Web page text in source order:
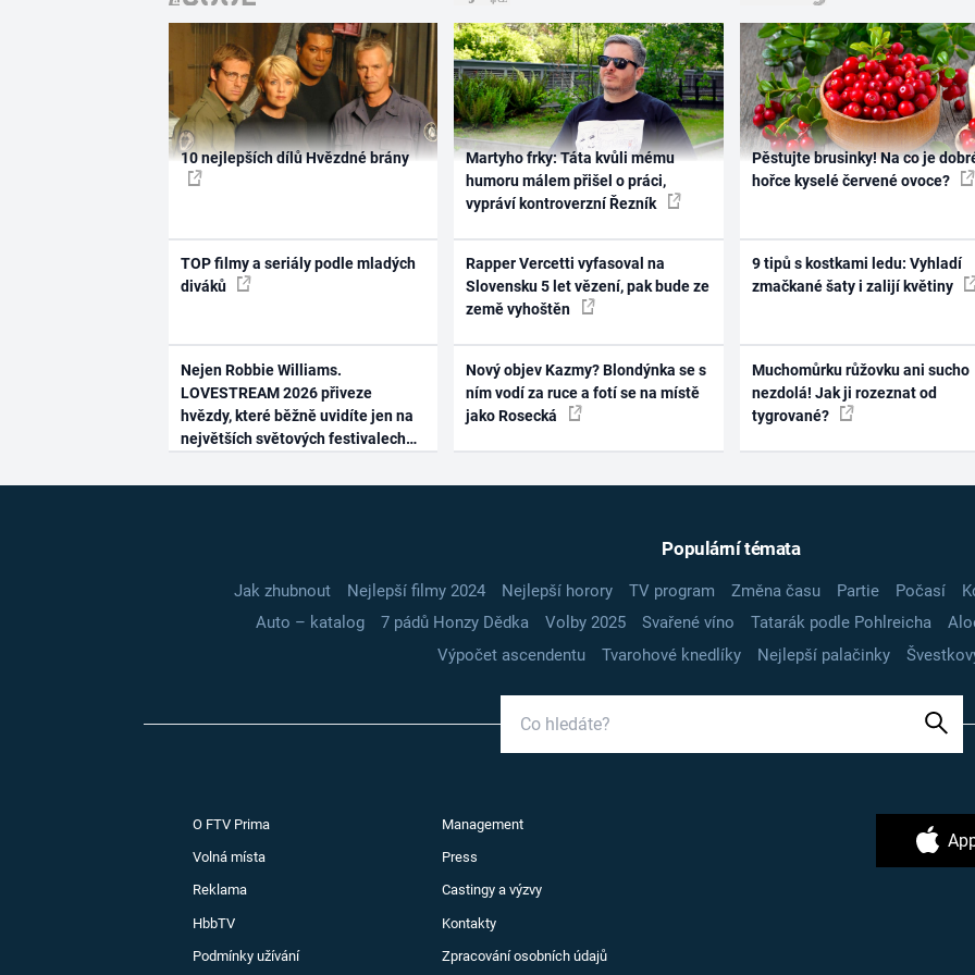
10 nejlepších dílů Hvězdné brány
TOP filmy a seriály podle mladých
diváků
Nejen Robbie Williams.
LOVESTREAM 2026 přiveze
hvězdy, které běžně uvidíte jen na
největších světových festivalech
Martyho frky: Táta kvůli mému
humoru málem přišel o práci,
vypráví kontroverzní Řezník
Rapper Vercetti vyfasoval na
Slovensku 5 let vězení, pak bude ze
země vyhoštěn
Nový objev Kazmy? Blondýnka se s
ním vodí za ruce a fotí se na místě
jako Rosecká
Pěstujte brusinky! Na co je
hořce kyselé červené ovoce?
9 tipů s kostkami ledu: Vyhladí
zmačkané šaty i zalijí květiny
Muchomůrku růžovku ani sucho
nezdolá! Jak ji rozeznat od
tygrované?
Populární témata
Jak zhubnout Nejlepší filmy 2024 Nejlepší horory TV program Změna času Partie Počasí
Auto – katalog
7 pádů Honzy Dědka Volby 2025 Svařené víno Tatarák podle Pohlreicha
Výpočet ascendentu
Tvarohové knedlíky Nejlepší palačinky
O FTV Prima Management
Volná místa Press
Reklama Castingy a výzvy
HbbTV Kontakty
Podmínky užívání Zpracování osobních údajů